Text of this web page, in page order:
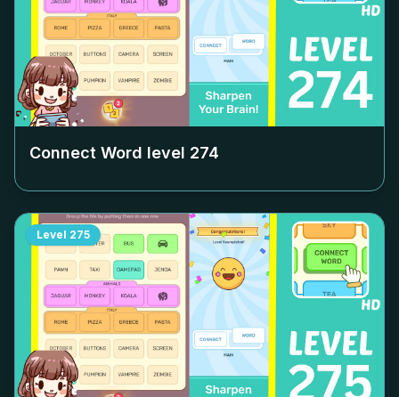
Connect Word level 274
Level 275